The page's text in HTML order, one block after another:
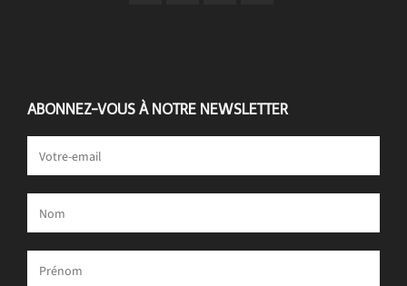
ABONNEZ-VOUS À NOTRE NEWSLETTER